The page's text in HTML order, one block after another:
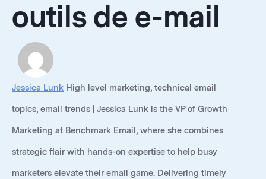
outils de e-mail
Jessica Lunk High level marketing, technical email
topics, email trends | Jessica Lunk is the VP of Growth
Marketing at Benchmark Email, where she combines
strategic flair with hands-on expertise to help busy
marketers elevate their email game. Delivering timely